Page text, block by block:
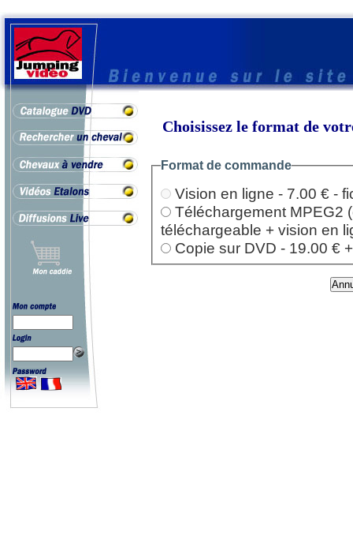
Choisissez le format de
Format de commande
Vision en ligne - 7.00 € -
Téléchargement MPEG2
téléchargeable + vision en
Copie sur DVD - 19.00 €